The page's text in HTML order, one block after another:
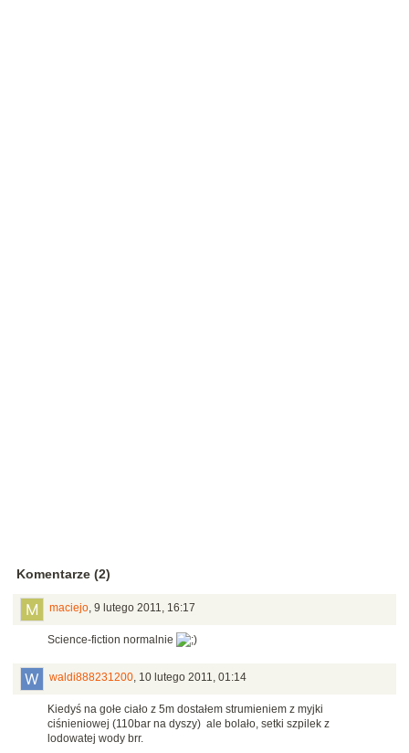
Komentarze (2)
maciejo, 9 lutego 2011, 16:17
Science-fiction normalnie
waldi888231200, 10 lutego 2011, 01:14
Kiedyś na gołe ciało z 5m dostałem strumieniem z myjki
ciśnieniowej (110bar na dyszy) ale bolało, setki szpilek z
lodowatej wody brr.